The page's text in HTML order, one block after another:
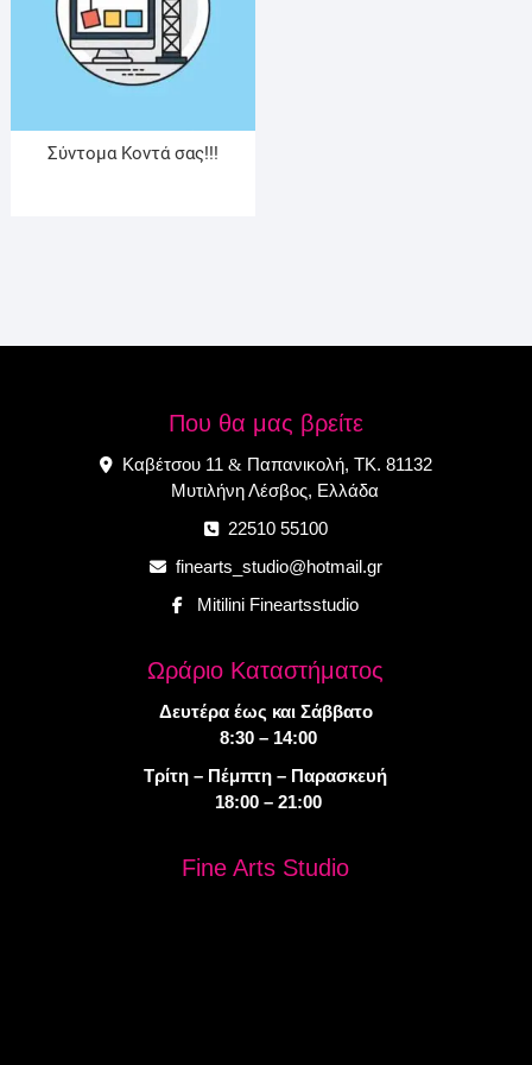
Σύντομα Κοντά σας!!!
Που θα μας βρείτε
Καβέτσου 11 & Παπανικολή, ΤΚ. 81132
Μυτιλήνη Λέσβος, Ελλάδα
22510 55100
finearts_studio@hotmail.gr
Mitilini Fineartsstudio
Ωράριο Καταστήματος
Δευτέρα έως και Σάββατο
8:30 – 14:00
Τρίτη – Πέμπτη – Παρασκευή
18:00 – 21:00
Fine Arts Studio